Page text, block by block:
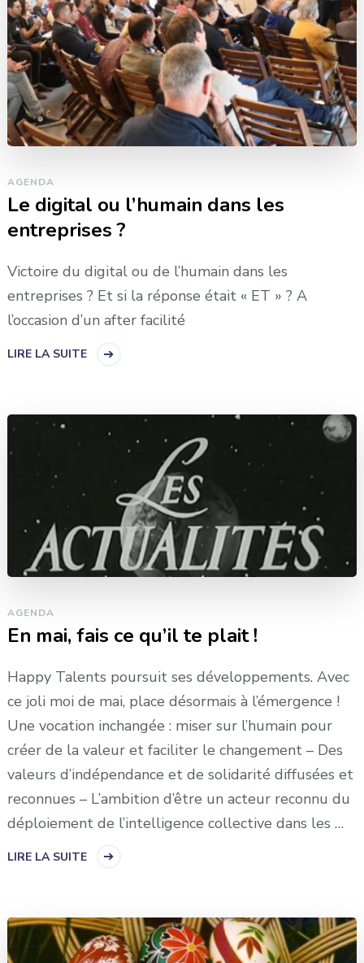
AGENDA
Le digital ou l’humain dans les
entreprises ?
Victoire du digital ou de l’humain dans les
entreprises ? Et si la réponse était « ET » ? A
l’occasion d’un after facilité
LIRE LA SUITE
AGENDA
En mai, fais ce qu’il te plait !
Happy Talents poursuit ses développements. Avec
ce joli moi de mai, place désormais à l’émergence !
Une vocation inchangée : miser sur l’humain pour
créer de la valeur et faciliter le changement – Des
valeurs d’indépendance et de solidarité diffusées et
reconnues – L’ambition d’être un acteur reconnu du
déploiement de l’intelligence collective dans les …
LIRE LA SUITE